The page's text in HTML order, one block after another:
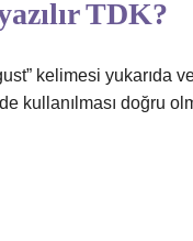
TDK?
kelimesi yukarıda
kullanılması doğru